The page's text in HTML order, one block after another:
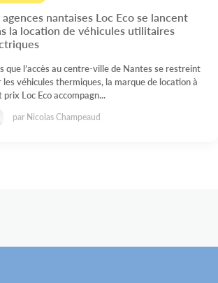
agences nantaises Loc Eco se lancent
la location de véhicules utilitaires
que l’accès au centre-ville de Nantes se restreint
les véhicules thermiques, la marque de location à
Loc Eco accompagn...
par Nicolas Champeaud